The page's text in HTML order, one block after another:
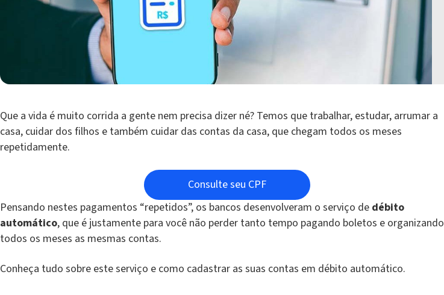
Que a vida é muito corrida a gente nem precisa dizer né? Temos que trabalhar, estudar, arrumar a
casa, cuidar dos filhos e também cuidar das contas da casa, que chegam todos os meses
repetidamente.
Consulte seu CPF
Pensando nestes pagamentos “repetidos”, os bancos desenvolveram o serviço de débito
automático, que é justamente para você não perder tanto tempo pagando boletos e organizando
todos os meses as mesmas contas.
Conheça tudo sobre este serviço e como cadastrar as suas contas em débito automático.